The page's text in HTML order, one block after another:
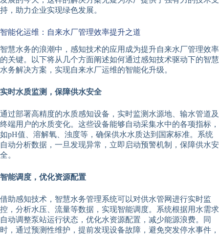
持，助力企业实现绿色发展。
智能化运维：自来水厂管理效率提升之道
智慧水务的浪潮中，感知技术的应用成为提升自来水厂管理效率
的关键。以下将从几个方面阐述如何通过感知技术驱动下的智慧
水务解决方案，实现自来水厂运维的智能化升级。
实时水质监测，保障供水安全
通过部署高精度的水质感知设备，实时监测水源地、输水管道及
终端用户的水质变化。这些设备能够自动采集水中的各项指标，
如pH值、溶解氧、浊度等，确保供水水质达到国家标准。系统
自动分析数据，一旦发现异常，立即启动预警机制，保障供水安
全。
智能调度，优化资源配置
借助感知技术，智慧水务管理系统可以对供水管网进行实时监
控，分析水压、流量等数据，实现智能调度。系统根据用水需求
自动调整泵站运行状态，优化水资源配置，减少能源浪费。同
时，通过预测性维护，提前发现设备故障，避免突发停水事件，